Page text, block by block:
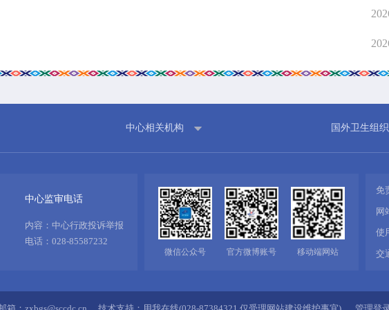
人事信
财政预
中心相关机构 国外卫生组织
中心监审电话
内容：中心行政投诉举报
电话：028-85587232
微信公众号 官方微博账号 移动端网站
免
网
使
交